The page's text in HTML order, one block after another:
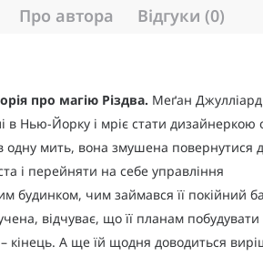
Про автора Відгуки (0)
про магію Різдва. Меґан
в Нью-Йорку і мріє стати дизайнеркою
одну мить, вона змушена повернутися
і перейняти на себе управління
будинком, чим займався її покійний
відчуває, що її планам побудувати
– кінець. А ще їй щодня доводиться